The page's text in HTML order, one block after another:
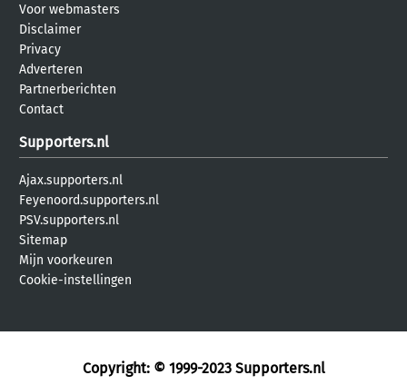
Voor webmasters
Disclaimer
Privacy
Adverteren
Partnerberichten
Contact
Supporters.nl
Ajax.supporters.nl
Feyenoord.supporters.nl
PSV.supporters.nl
Sitemap
Mijn voorkeuren
Cookie-instellingen
Copyright: © 1999-2023 Supporters.nl